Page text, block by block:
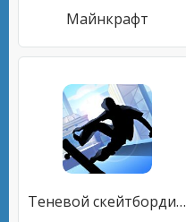
Майнкрафт
Теневой скейтбординг